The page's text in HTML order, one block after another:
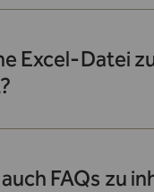
Excel-Datei
FAQs zu